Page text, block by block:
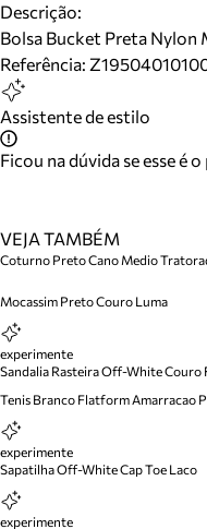
Descrição:
Bolsa Bucket Preta Nylon
Referência:
Assistente de estilo
Ficou na dúvida se esse é
VEJA TAMBÉM
Coturno Preto Cano Medio
Mocassim Preto Couro Luma
experimente
Sandalia Rasteira Off-White Couro
Tenis Branco Flatform Amarracao
experimente
Sapatilha Off-White Cap Toe Laco
experimente